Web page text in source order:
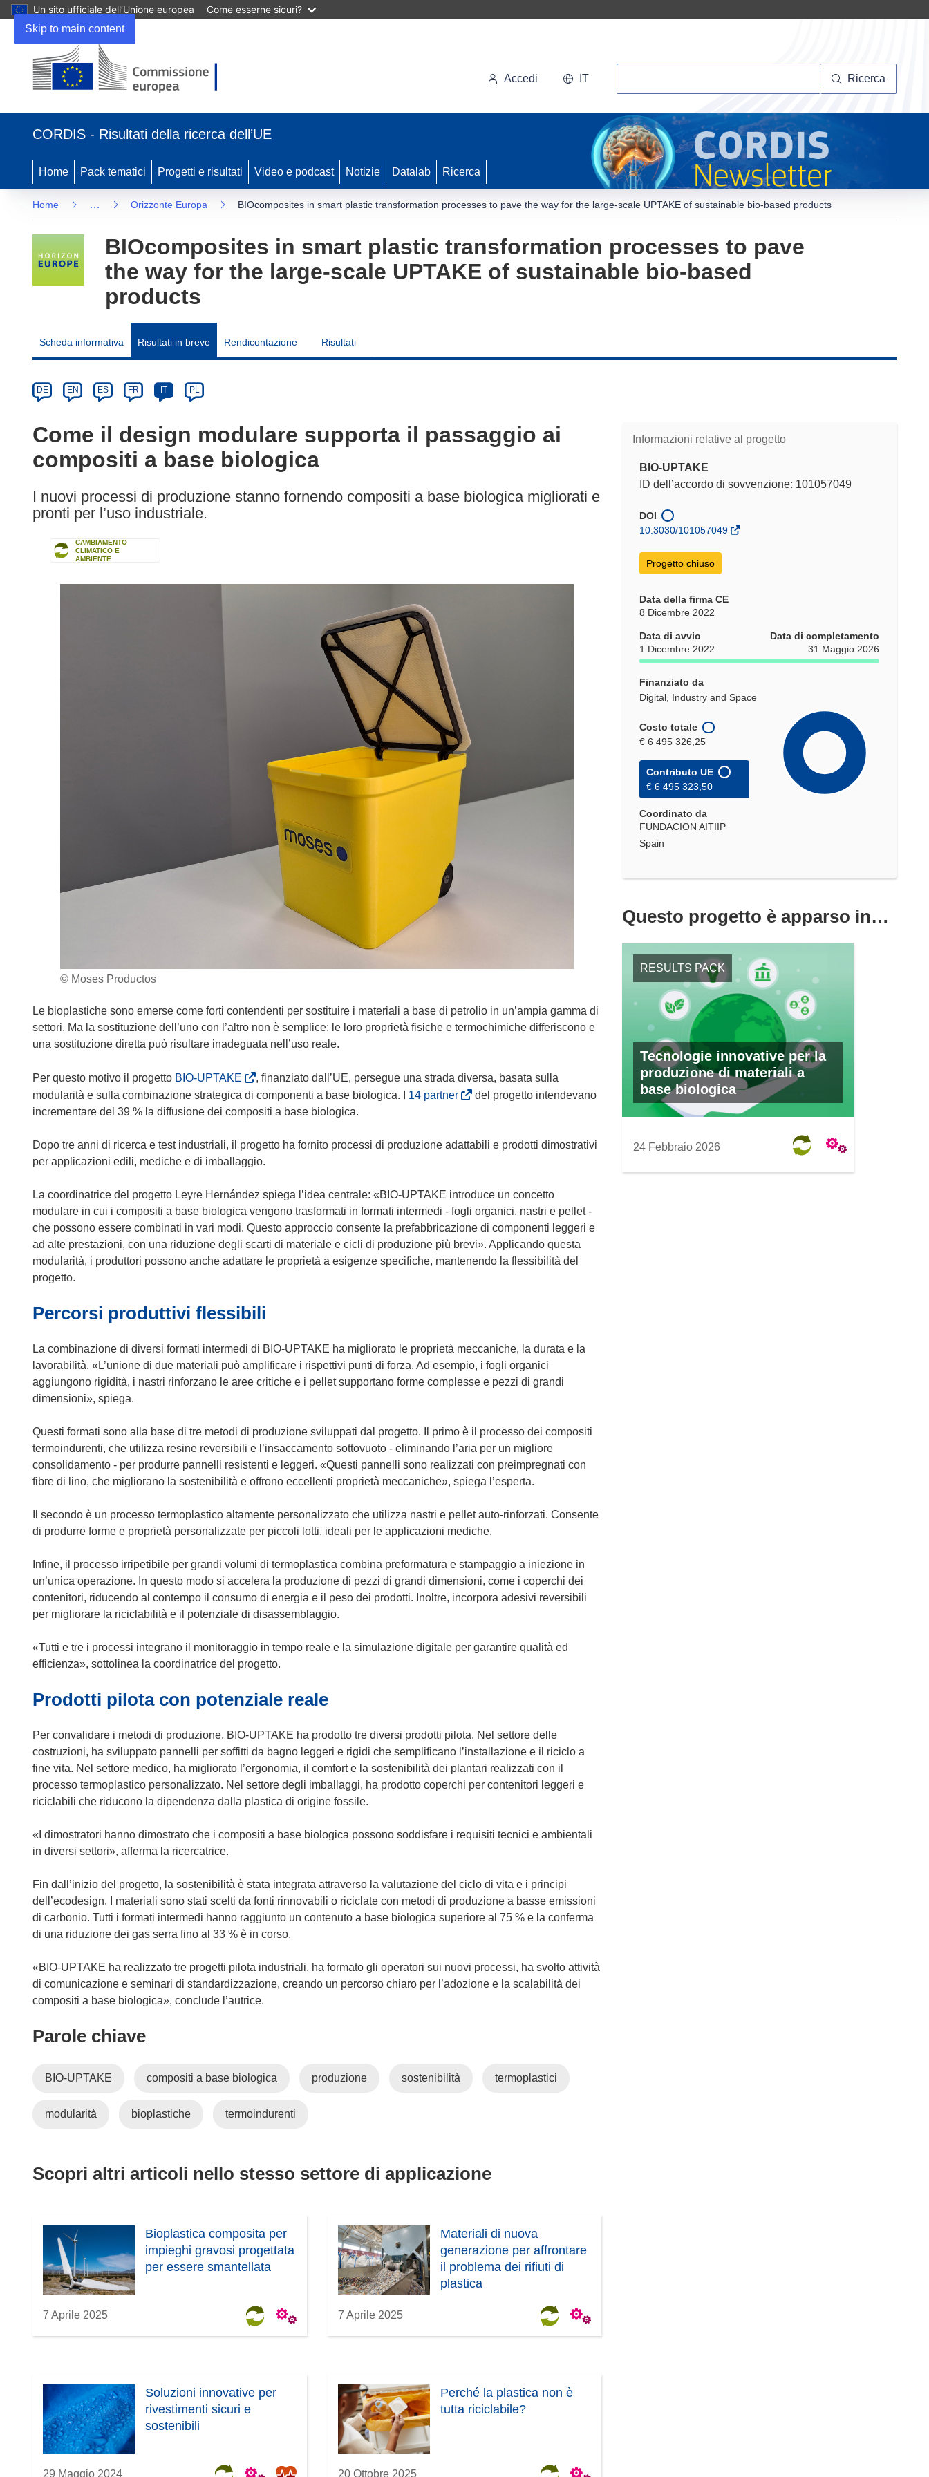
Skip to main content
Un sito ufficiale dell’Unione europea Come esserne sicuri?
in
nuova
finestra)
Accedi IT Ricerca
CORDIS - Risultati della ricerca dell’UE
Home Pack tematici Progetti e risultati Video e podcast Notizie Datalab Ricerca
Home … Orizzonte Europa BIOcomposites in smart plastic transformation processes to pave the way for the large-scale UPTAKE of sustainable bio-based products
BIOcomposites in smart plastic transformation processes to pave
the way for the large-scale UPTAKE of sustainable bio-based
products
Scheda informativa Risultati in breve Rendicontazione Risultati
Category
Article
available
the
following
languages:
DE EN ES FR IT PL
Come il design modulare supporta il passaggio ai
compositi a base biologica
I nuovi processi di produzione stanno fornendo compositi a base biologica migliorati e
pronti per l’uso industriale.
CAMBIAMENTO
CLIMATICO E
AMBIENTE
© Moses Productos
Le bioplastiche sono emerse come forti contendenti per sostituire i materiali a base di petrolio in un’ampia gamma di
settori. Ma la sostituzione dell’uno con l’altro non è semplice: le loro proprietà fisiche e termochimiche differiscono e
una sostituzione diretta può risultare inadeguata nell’uso reale.
Per questo motivo il progetto BIO-UPTAKE
s
i
p
r
i
n
u
n
a
o
a
s
t
r
, finanziato dall’UE, persegue una strada diversa, basata sulla
modularità e sulla combinazione strategica di componenti a base biologica. I 14 partner(
a
e
i
n
u
n
del progetto intendevano
incrementare del 39 % la diffusione dei compositi a base biologica.
Dopo tre anni di ricerca e test industriali, il progetto ha fornito processi di produzione adattabili e prodotti dimostrativi
per applicazioni edili, mediche e di imballaggio.
La coordinatrice del progetto Leyre Hernández spiega l’idea centrale: «BIO-UPTAKE introduce un concetto
modulare in cui i compositi a base biologica vengono trasformati in formati intermedi - fogli organici, nastri e pellet -
che possono essere combinati in vari modi. Questo approccio consente la prefabbricazione di componenti leggeri e
ad alte prestazioni, con una riduzione degli scarti di materiale e cicli di produzione più brevi». Applicando questa
modularità, i produttori possono anche adattare le proprietà a esigenze specifiche, mantenendo la flessibilità del
progetto.
Percorsi produttivi flessibili
La combinazione di diversi formati intermedi di BIO-UPTAKE ha migliorato le proprietà meccaniche, la durata e la
lavorabilità. «L’unione di due materiali può amplificare i rispettivi punti di forza. Ad esempio, i fogli organici
aggiungono rigidità, i nastri rinforzano le aree critiche e i pellet supportano forme complesse e pezzi di grandi
dimensioni», spiega.
Questi formati sono alla base di tre metodi di produzione sviluppati dal progetto. Il primo è il processo dei compositi
termoindurenti, che utilizza resine reversibili e l’insaccamento sottovuoto - eliminando l’aria per un migliore
consolidamento - per produrre pannelli resistenti e leggeri. «Questi pannelli sono realizzati con preimpregnati con
fibre di lino, che migliorano la sostenibilità e offrono eccellenti proprietà meccaniche», spiega l’esperta.
Il secondo è un processo termoplastico altamente personalizzato che utilizza nastri e pellet auto-rinforzati. Consente
di produrre forme e proprietà personalizzate per piccoli lotti, ideali per le applicazioni mediche.
Infine, il processo irripetibile per grandi volumi di termoplastica combina preformatura e stampaggio a iniezione in
un’unica operazione. In questo modo si accelera la produzione di pezzi di grandi dimensioni, come i coperchi dei
contenitori, riducendo al contempo il consumo di energia e il peso dei prodotti. Inoltre, incorpora adesivi reversibili
per migliorare la riciclabilità e il potenziale di disassemblaggio.
«Tutti e tre i processi integrano il monitoraggio in tempo reale e la simulazione digitale per garantire qualità ed
efficienza», sottolinea la coordinatrice del progetto.
Prodotti pilota con potenziale reale
Per convalidare i metodi di produzione, BIO-UPTAKE ha prodotto tre diversi prodotti pilota. Nel settore delle
costruzioni, ha sviluppato pannelli per soffitti da bagno leggeri e rigidi che semplificano l’installazione e il riciclo a
fine vita. Nel settore medico, ha migliorato l’ergonomia, il comfort e la sostenibilità dei plantari realizzati con il
processo termoplastico personalizzato. Nel settore degli imballaggi, ha prodotto coperchi per contenitori leggeri e
riciclabili che riducono la dipendenza dalla plastica di origine fossile.
«I dimostratori hanno dimostrato che i compositi a base biologica possono soddisfare i requisiti tecnici e ambientali
in diversi settori», afferma la ricercatrice.
Fin dall’inizio del progetto, la sostenibilità è stata integrata attraverso la valutazione del ciclo di vita e i principi
dell’ecodesign. I materiali sono stati scelti da fonti rinnovabili o riciclate con metodi di produzione a basse emissioni
di carbonio. Tutti i formati intermedi hanno raggiunto un contenuto a base biologica superiore al 75 % e la conferma
di una riduzione dei gas serra fino al 33 % è in corso.
«BIO-UPTAKE ha realizzato tre progetti pilota industriali, ha formato gli operatori sui nuovi processi, ha svolto attività
di comunicazione e seminari di standardizzazione, creando un percorso chiaro per l’adozione e la scalabilità dei
compositi a base biologica», conclude l’autrice.
Parole chiave
BIO-UPTAKE compositi a base biologica produzione sostenibilità termoplastici
modularità bioplastiche termoindurenti
Scopri altri articoli nello stesso settore di applicazione
Bioplastica composita per
impieghi gravosi progettata
per essere smantellata
7 Aprile 2025
Materiali di nuova
generazione per affrontare
il problema dei rifiuti di
plastica
7 Aprile 2025
Soluzioni innovative per
rivestimenti sicuri e
sostenibili
29 Maggio 2024
Perché la plastica non è
tutta riciclabile?
20 Ottobre 2025
Informazioni relative al progetto
BIO-UPTAKE
ID dell’accordo di sovvenzione: 101057049
DOI
10.3030/101057049
Progetto chiuso
Data della firma CE
8 Dicembre 2022
Data di avvio
1 Dicembre 2022
Data di completamento
31 Maggio 2026
Finanziato da
Digital, Industry and Space
Costo totale
€ 6 495 326,25
Contributo UE
€ 6 495 323,50
Coordinato da
FUNDACION AITIIP
Spain
Questo progetto è apparso in…
RESULTS PACK
Tecnologie innovative per la
produzione di materiali a
base biologica
24 Febbraio 2026